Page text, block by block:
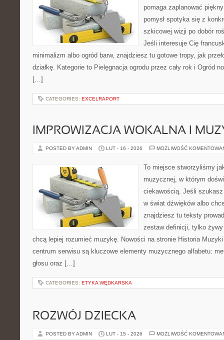
pomaga zaplanować
pomysł spotyka się z
szkicowej wizji po dobór
Jeśli interesuje Cię
minimalizm albo ogród barw, znajdziesz tu gotowe tropy, jak
działkę. Kategorie to Pielęgnacja ogrodu przez cały rok i Ogród
[…]
CATEGORIES: EXCELRAPORT
IMPROWIZACJA WOKALNA I
POSTED BY ADMIN LUT - 16 - 2026 MOŻLIWOŚĆ
To miejsce stworzyliśmy
muzycznej, w którym
ciekawością. Jeśli
w świat dźwięków albo
znajdziesz tu teksty
zestaw definicji, tylko
chcą lepiej rozumieć muzykę. Nowości na stronie Historia
centrum serwisu są kluczowe elementy muzycznego alfabetu:
głosu oraz […]
CATEGORIES: ETYKA WĘDKARSKA
ROZWÓJ DZIECKA
POSTED BY ADMIN LUT - 15 - 2026 MOŻLIWOŚĆ